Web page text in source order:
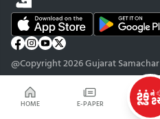
HOME E-PAPER
@Copyright 2026 Gujarat Samachar